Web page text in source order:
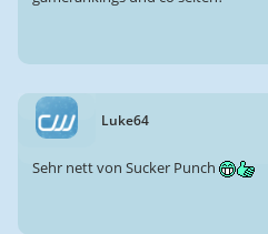
Luke64
Sehr nett von Sucker Punch